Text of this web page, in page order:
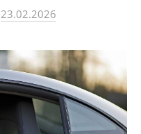
23.02.2026